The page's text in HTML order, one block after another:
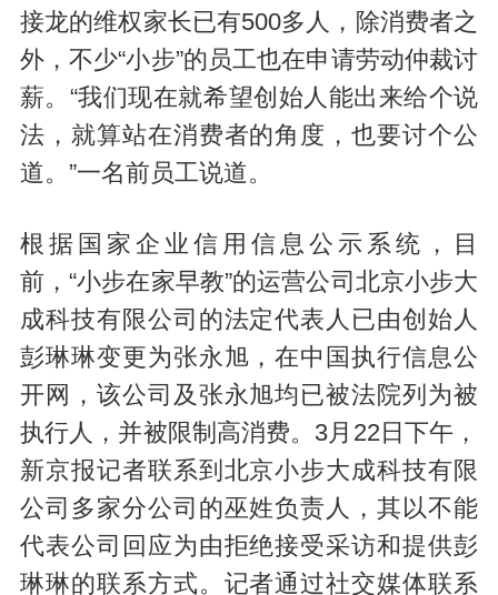
接龙的维权家长已有500多人，除消费者之
外，不少“小步”的员工也在申请劳动仲裁讨
薪。“我们现在就希望创始人能出来给个说
法，就算站在消费者的角度，也要讨个公
道。”一名前员工说道。
根据国家企业信用信息公示系统，目
前，“小步在家早教”的运营公司北京小步大
成科技有限公司的法定代表人已由创始人
彭琳琳变更为张永旭，在中国执行信息公
开网，该公司及张永旭均已被法院列为被
执行人，并被限制高消费。3月22日下午，
新京报记者联系到北京小步大成科技有限
公司多家分公司的巫姓负责人，其以不能
代表公司回应为由拒绝接受采访和提供彭
琳琳的联系方式。记者通过社交媒体联系